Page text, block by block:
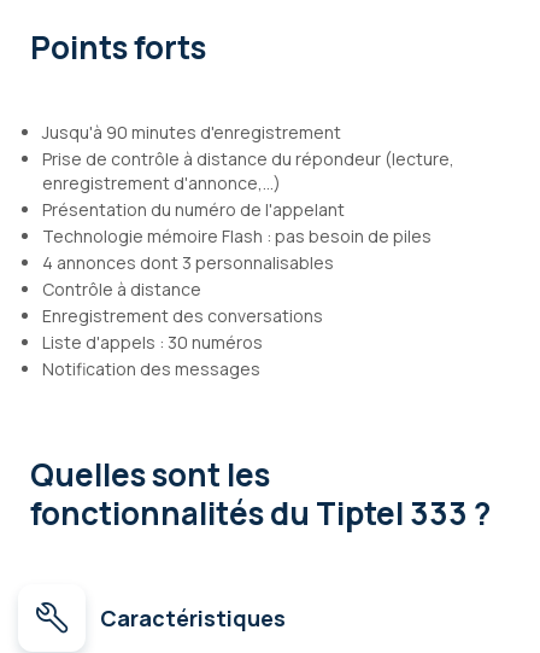
Points forts
Jusqu'à 90 minutes d'enregistrement
Prise de contrôle à distance du répondeur (lecture,
enregistrement d'annonce,...)
Présentation du numéro de l'appelant
Technologie mémoire Flash : pas besoin de piles
4 annonces dont 3 personnalisables
Contrôle à distance
Enregistrement des conversations
Liste d'appels : 30 numéros
Notification des messages
Quelles sont les
fonctionnalitésdu Tiptel 333 ?
Caractéristiques